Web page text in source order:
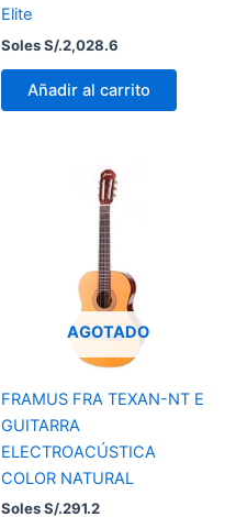
Elite
Soles S/.2,028.6
Añadir al carrito
AGOTADO
FRAMUS FRA TEXAN-NT E
GUITARRA
ELECTROACÚSTICA
COLOR NATURAL
Soles S/.291.2